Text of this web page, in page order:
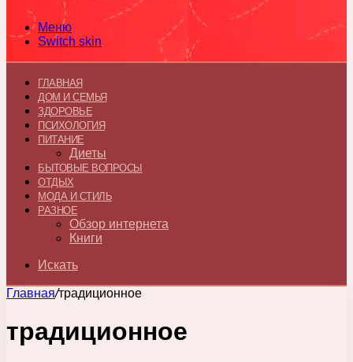
Меню
Switch skin
ГЛАВНАЯ
ДОМ И СЕМЬЯ
ЗДОРОВЬЕ
ПСИХОЛОГИЯ
ПИТАНИЕ
Диеты
БЫТОВЫЕ ВОПРОСЫ
ОТДЫХ
МОДА И СТИЛЬ
РАЗНОЕ
Обзор интернета
Книги
Искать
Главная/традиционное
традиционное